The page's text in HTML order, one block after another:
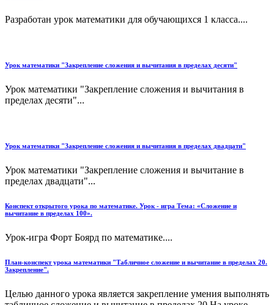
Разработан урок математики для обучающихся 1 класса....
Урок математики "Закрепление сложения и вычитания в пределах десяти"
Урок математики "Закрепление сложения и вычитания в
пределах десяти"...
Урок математики "Закрепление сложения и вычитания в пределах двадцати"
Урок математики "Закрепление сложения и вычитание в
пределах двадцати"...
Конспект открытого урока по математике. Урок - игра Тема: «Сложение и
вычитание в пределах 100».
Урок-игра Форт Боярд по математике....
План-конспект урока математики "Табличное сложение и вычитание в пределах 20.
Закрепление".
Целью данного урока является закрепление умения выполнять